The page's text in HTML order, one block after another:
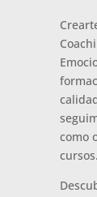
como
cursos.